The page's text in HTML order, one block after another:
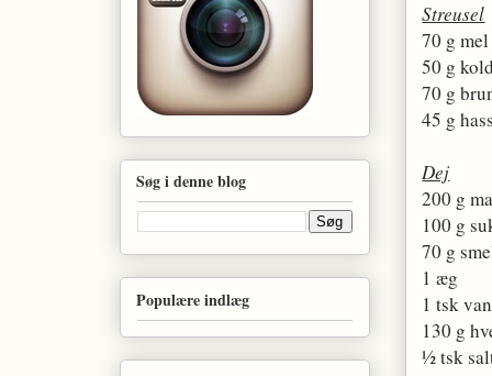
Streusel
70 g mel
50 g
70 g
45 g
Dej
200 g
100 g
70 g
1 æg
1 tsk
130 g
½ tsk
Søg i denne blog
Populære indlæg